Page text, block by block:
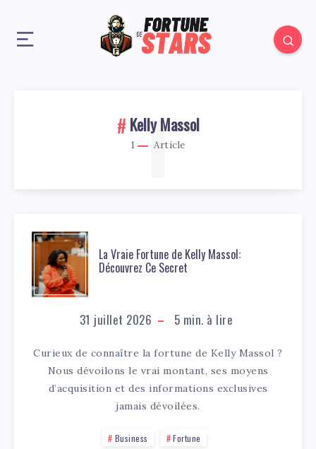
Kelly Massol
1 Article
1
La Vraie Fortune de Kelly Massol:
Découvrez Ce Secret
31 juillet 2026 5 min. à lire
Curieux de connaître la fortune de Kelly Massol ?
Nous dévoilons le vrai montant, ses moyens
d’acquisition et des informations exclusives
jamais dévoilées.
Business Fortune